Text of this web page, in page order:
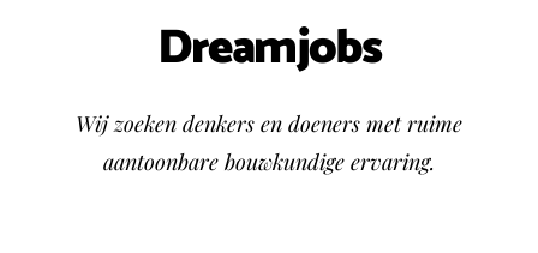
Dreamjobs
Wij zoeken denkers en doeners met ruime
aantoonbare bouwkundige ervaring.